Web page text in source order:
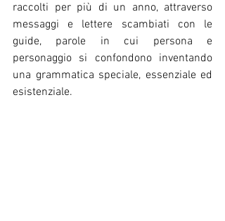
raccolti per più di un anno, attraverso
messaggi e lettere scambiati con le
guide, parole in cui persona e
personaggio si confondono inventando
una grammatica speciale, essenziale ed
esistenziale.